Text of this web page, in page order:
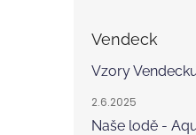
Vendeck
Vzory
2.6.2025
Naše lodě -